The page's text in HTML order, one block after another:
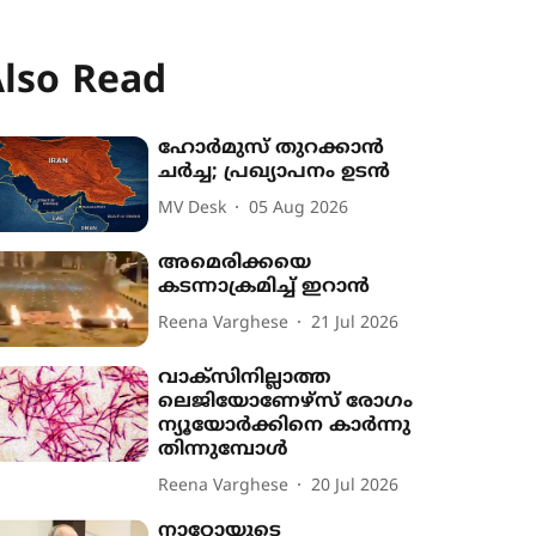
Read
ഹോർമുസ് തുറക്കാൻ
ചർച്ച; പ്രഖ്യാപനം ഉടൻ
MV Desk 05 Aug 2026
അമെരിക്കയെ
കടന്നാക്രമിച്ച് ഇറാൻ
Reena Varghese 21 Jul 2026
വാക്സിനില്ലാത്ത
ലെജിയോണേഴ്സ് രോഗം
ന്യൂയോർക്കിനെ കാർന്നു
തിന്നുമ്പോൾ
Reena Varghese 20 Jul 2026